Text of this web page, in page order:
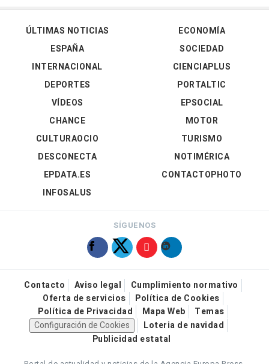
ÚLTIMAS NOTICIAS
ESPAÑA
INTERNACIONAL
DEPORTES
VÍDEOS
ECONOMÍA
SOCIEDAD
CIENCIAPLUS
PORTALTIC
EPSOCIAL
CHANCE
CULTURAOCIO
DESCONECTA
EPDATA.ES
INFOSALUS
MOTOR
TURISMO
NOTIMÉRICA
CONTACTOPHOTO
SÍGUENOS
Contacto Aviso legal
Cumplimiento normativo
Oferta de servicios
Política de Cookies
Política de Privacidad
Mapa Web
Temas
Configuración de Cookies
Loteria de navidad
Publicidad estatal